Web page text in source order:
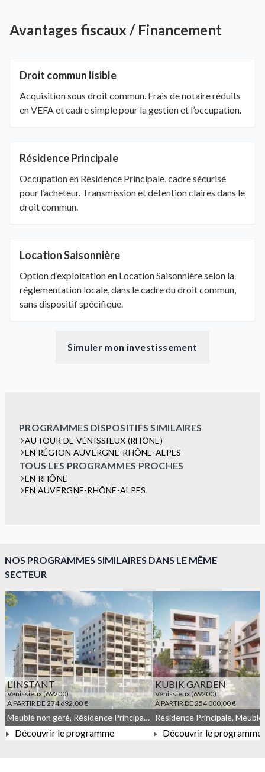
Avantages fiscaux / Financement
Droit commun lisible
Acquisition sous droit commun. Frais de notaire réduits
en VEFA et cadre simple pour la gestion et l’occupation.
Résidence Principale
Occupation en Résidence Principale, cadre sécurisé
pour l’acheteur. Transmission et détention claires dans le
droit commun.
Location Saisonnière
Option d’exploitation en Location Saisonnière selon la
réglementation locale, dans le cadre du droit commun,
sans dispositif spécifique.
Simuler mon investissement
PROGRAMMES DISPOSITIFS SIMILAIRES
AUTOUR DE VÉNISSIEUX (RHÔNE)
EN RÉGION AUVERGNE-RHÔNE-ALPES
TOUS LES PROGRAMMES PROCHES
EN RHÔNE
EN AUVERGNE-RHÔNE-ALPES
NOS PROGRAMMES SIMILAIRES DANS LE MÊME
SECTEUR
L'INSTANT
Vénissieux (69200)
À PARTIR DE 274 692,00 €
Meublé non géré, Résidence Principale, Droit commun
Découvrir le programme
KUBIK GARDEN
Vénissieux (69200)
À PARTIR DE 254 000,00 €
Découvrir le programme